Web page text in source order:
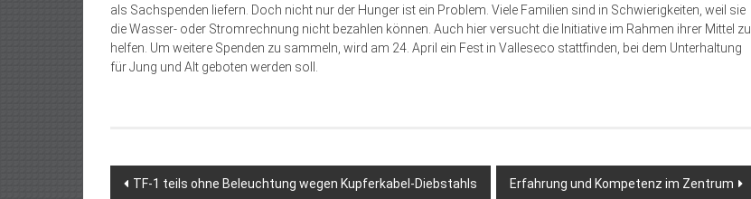
als Sachspenden liefern. Doch nicht nur der Hunger ist ein Problem. Viele Familien sind in Schwierigkeiten, weil sie
die Wasser- oder Stromrechnung nicht bezahlen können. Auch hier versucht die Initiative im Rahmen ihrer Mittel zu
helfen. Um weitere Spenden zu sammeln, wird am 24. April ein Fest in Valleseco stattfinden, bei dem Unterhaltung
für Jung und Alt geboten werden soll.
Beitragsnavigation
TF-1 teils ohne Beleuchtung wegen Kupferkabel-Diebstahls Erfahrung und Kompetenz im Zentrum